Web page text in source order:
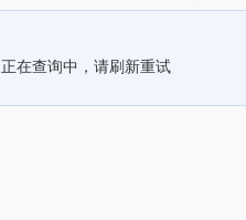
正在查询中，请刷新重试